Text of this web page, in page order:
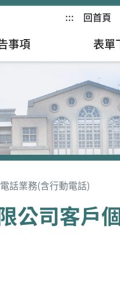
::: 回首頁
事項 表單
電話業務(含行動電話)
公司客戶